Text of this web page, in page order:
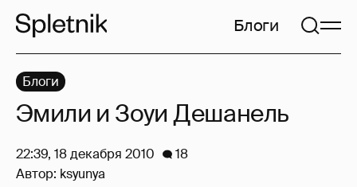
Блоги
Блоги
Эмили и Зоуи Дешанель
22:39, 18 декабря 2010
18
Автор: ksyunya